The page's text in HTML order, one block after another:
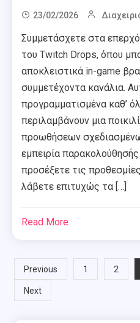
23/02/2026
Συμμετάσχετε στα
του Twitch Drops, όπου
αποκλειστικά in-game
συμμετέχοντα κανάλια.
προγραμματισμένα καθ’
περιλαμβάνουν μια
προωθήσεων
εμπειρία
προσέξετε τις
λάβετε επιτυχώς τα […]
Read More
Posts
pagination
Previous 1 2
Next